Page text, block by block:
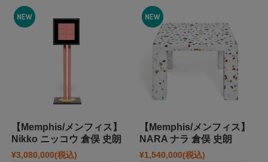
【Memphis/メンフィス】
Nikko ニッコウ 倉俣 史朗
¥3,080,000(税込)
【Memphis/メンフィス】
NARA ナラ 倉俣 史朗
¥1,540,000(税込)